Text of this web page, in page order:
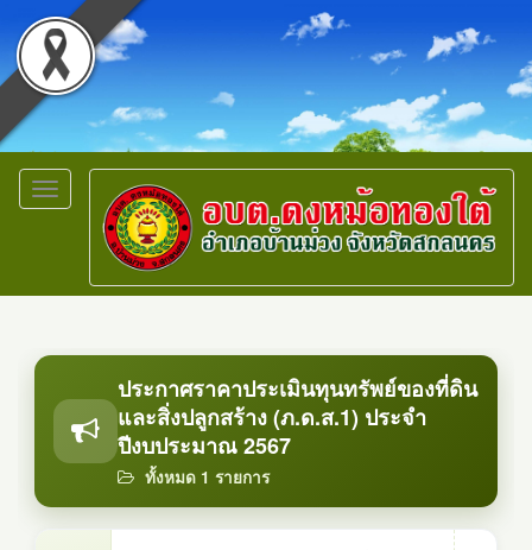
Toggle
navigation
ประกาศราคาประเมินทุนทรัพย์ของที่ดิน
และสิ่งปลูกสร้าง (ภ.ด.ส.1) ประจำ
ปีงบประมาณ 2567
ทั้งหมด 1 รายการ